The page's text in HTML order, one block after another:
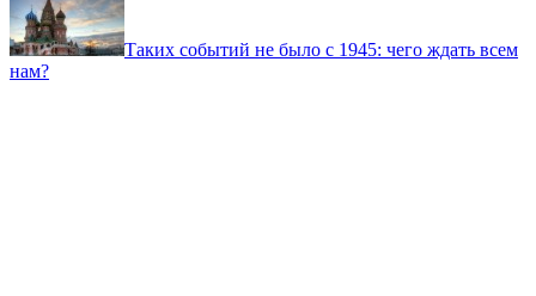
Таких событий не было с 1945: чего ждать всем
нам?